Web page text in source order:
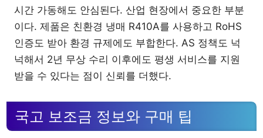
시간 가동해도 안심된다. 산업 현장에서 중요한 부분
이다. 제품은 친환경 냉매 R410A를 사용하고 RoHS
인증도 받아 환경 규제에도 부합한다. AS 정책도 넉
넉해서 2년 무상 수리 이후에도 평생 서비스를 지원
받을 수 있다는 점이 신뢰를 더했다.
국고 보조금 정보와 구매 팁